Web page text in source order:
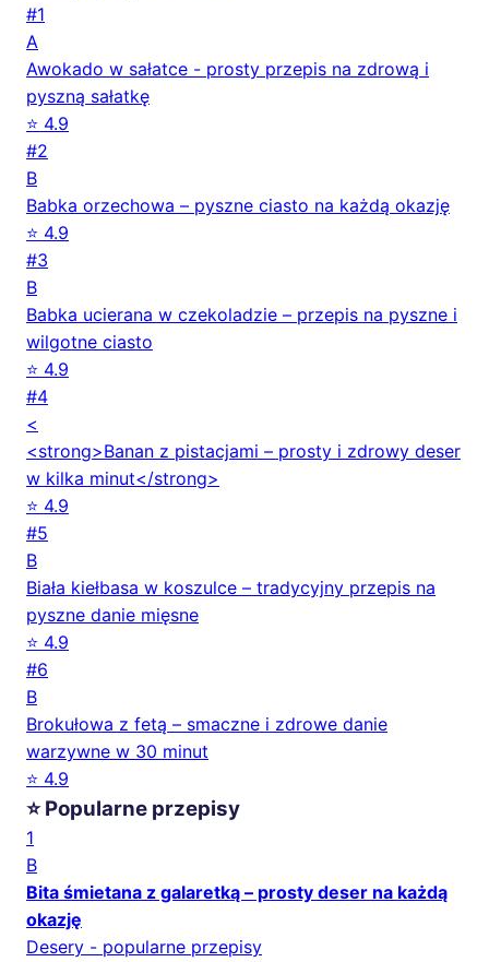
#1
A
Awokado w sałatce - prosty przepis na zdrową i
pyszną sałatkę
⭐ 4.9
#2
B
Babka orzechowa – pyszne ciasto na każdą okazję
⭐ 4.9
#3
B
Babka ucierana w czekoladzie – przepis na pyszne i
wilgotne ciasto
⭐ 4.9
#4
<
<strong>Banan z pistacjami – prosty i zdrowy deser
w kilka minut</strong>
⭐ 4.9
#5
B
Biała kiełbasa w koszulce – tradycyjny przepis na
pyszne danie mięsne
⭐ 4.9
#6
B
Brokułowa z fetą – smaczne i zdrowe danie
warzywne w 30 minut
⭐ 4.9
⭐ Popularne przepisy
1
B
Bita śmietana z galaretką – prosty deser na każdą
okazję
Desery - popularne przepisy